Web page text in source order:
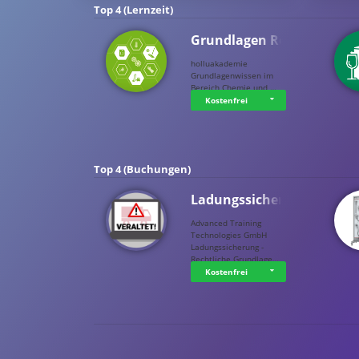
Top 4 (Lernzeit)
Grundlagen Rein…
holluakademie
Grundlagenwissen im
Bereich Chemie und …
Kostenfrei
Top 4 (Buchungen)
Ladungssicherung
Advanced Training
Technologies GmbH
Ladungssicherung -
Rechtliche Grundlage…
Kostenfrei